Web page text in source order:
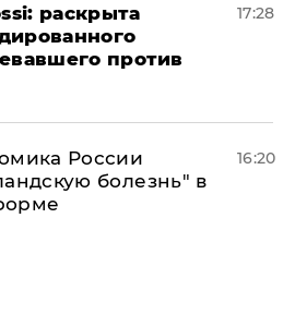
раскрыта
против
17:28
России
болезнь" в
16:20